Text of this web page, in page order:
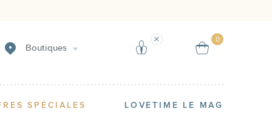
Boutiques
0
SPÉCIALES LOVETIME LE MAG